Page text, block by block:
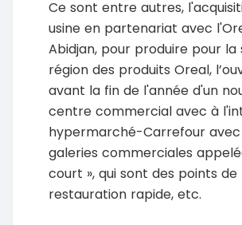
Ce sont entre autres,
usine en partenariat avec
Abidjan, pour produire pour la
région des produits Oreal,
avant la fin de l'année d'un
centre commercial avec à
hypermarché-Carrefour avec
galeries commerciales
court », qui sont des points de
restauration rapide, etc.